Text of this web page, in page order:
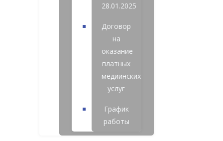
28.01.2025
Договор
на
оказание
платных
медиинских
услуг
График
работы